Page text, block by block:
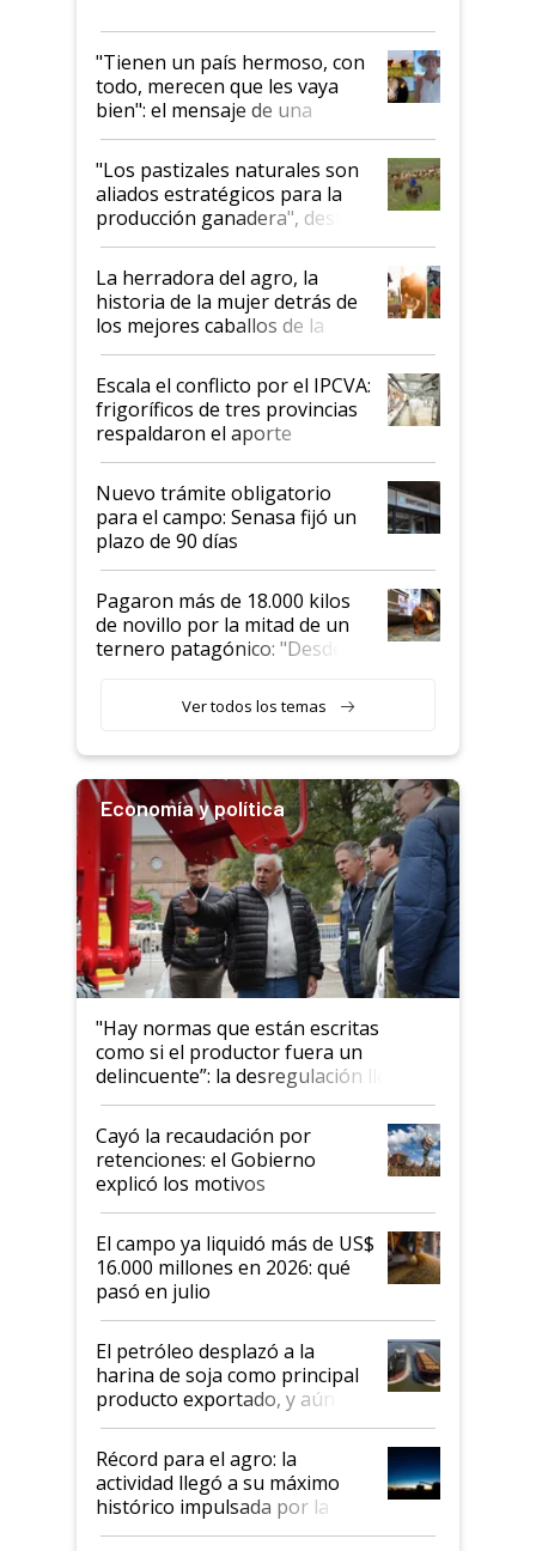
"Tienen un país hermoso, con
todo, merecen que les vaya
bien": el mensaje de una
ganadera uruguaya sobre las
oportunidades que se abren
para el agro en Argentina, con
foco en la carne
"Los pastizales naturales son
aliados estratégicos para la
producción ganadera", destaca
la iniciativa que ya reúne a 46
establecimientos en Argentina
La herradora del agro, la
historia de la mujer detrás de
los mejores caballos de la
Argentina y los mitos que
todavía hacen sufrir a estos
animales: "Mientras me
descalificaban, yo seguí
haciendo currículum"
Escala el conflicto por el IPCVA:
frigoríficos de tres provincias
respaldaron el aporte
obligatorio
Nuevo trámite obligatorio
para el campo: Senasa fijó un
plazo de 90 días
Pagaron más de 18.000 kilos
de novillo por la mitad de un
ternero patagónico: "Desde
llamar la atención"
Ver todos los temas
Economía y política
"Hay normas que están escritas
como si el productor fuera un
delincuente”: la desregulación llegó
al Congreso Aapresid y hasta se
habló del financiamiento al IPCVA
Cayó la recaudación por
retenciones: el Gobierno
explicó los motivos
El campo ya liquidó más de US$
16.000 millones en 2026: qué
pasó en julio
El petróleo desplazó a la
harina de soja como principal
producto exportado, y aún así
el agro aportó casi seis de cada
diez dólares y sostuvo el
liderazgo en un semestre
récord
Récord para el agro: la
actividad llegó a su máximo
histórico impulsada por la
cosecha y las exportaciones